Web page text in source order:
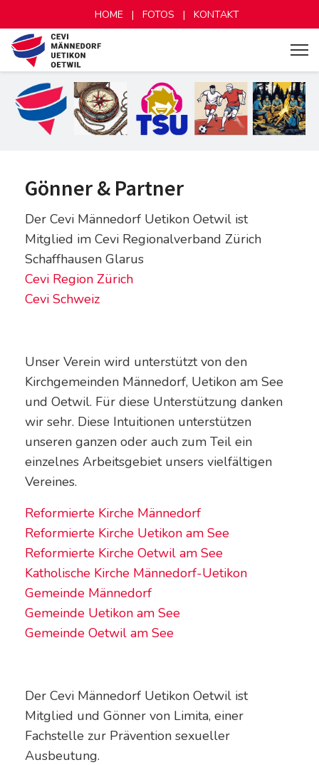
HOME | FOTOS | KONTAKT
Gönner & Partner
Der Cevi Männedorf Uetikon Oetwil ist
Mitglied im Cevi Regionalverband Zürich
Schaffhausen Glarus
Cevi Region Zürich
Cevi Schweiz
Unser Verein wird unterstützt von den
Kirchgemeinden Männedorf, Uetikon am See
und Oetwil. Für diese Unterstützung danken
wir sehr. Diese Intuitionen unterstützen
unseren ganzen oder auch zum Teil ein
einzelnes Arbeitsgebiet unsers vielfältigen
Vereines.
Reformierte Kirche Männedorf
Reformierte Kirche Uetikon am See
Reformierte Kirche Oetwil am See
Katholische Kirche Männedorf-Uetikon
Gemeinde Männedorf
Gemeinde Uetikon am See
Gemeinde Oetwil am See
Der Cevi Männedorf Uetikon Oetwil ist
Mitglied und Gönner von Limita, einer
Fachstelle zur Prävention sexueller
Ausbeutung.